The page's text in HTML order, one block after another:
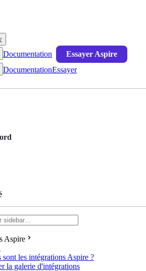
Documentation Essayer Aspire
DocumentationEssayer
Aspire
sont les intégrations Aspire ?
la galerie d'intégrations